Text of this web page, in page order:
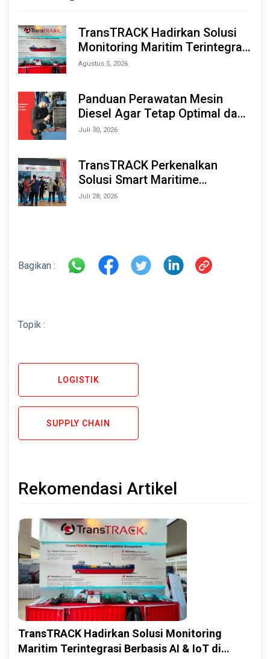
TransTRACK Hadirkan Solusi
Monitoring Maritim Terintegrasi
Berbasis AI & IoT di Indonesia
Agustus 5, 2026
Panduan Perawatan Mesin
Diesel Agar Tetap Optimal dan
Tahan Lama
Juli 30, 2026
TransTRACK Perkenalkan
Solusi Smart Maritime
Monitoring Berbasis AI dan IoT
Juli 28, 2026
Bagikan :
Topik :
LOGISTIK
SUPPLY CHAIN
Rekomendasi Artikel
TransTRACK Hadirkan Solusi Monitoring
Maritim Terintegrasi Berbasis AI & IoT di